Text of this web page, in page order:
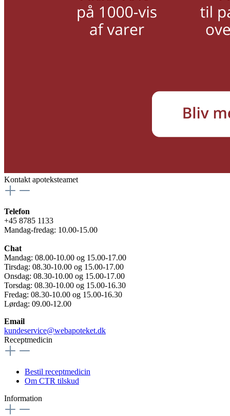
Kontakt apoteksteamet
Telefon
+45 8785 1133
Mandag-fredag: 10.00-15.00
Chat
Mandag: 08.00-10.00 og 15.00-17.00
Tirsdag: 08.30-10.00 og 15.00-17.00
Onsdag: 08.30-10.00 og 15.00-17.00
Torsdag: 08.30-10.00 og 15.00-16.30
Fredag: 08.30-10.00 og 15.00-16.30
Lørdag: 09.00-12.00
Email
kundeservice@webapoteket.dk
Receptmedicin
Bestil receptmedicin
Om CTR tilskud
Information